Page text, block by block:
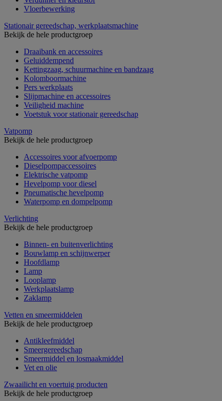
Vloerbewerking
Stationair gereedschap, werkplaatsmachine
Bekijk de hele productgroep
Draaibank en accessoires
Geluiddempend
Kettingzaag, schuurmachine en bandzaag
Kolomboormachine
Pers werkplaats
Slijpmachine en accessoires
Veiligheid machine
Voetstuk voor stationair gereedschap
Vatpomp
Bekijk de hele productgroep
Accessoires voor afvoerpomp
Dieselpompaccessoires
Elektrische vatpomp
Hevelpomp voor diesel
Pneumatische hevelpomp
Waterpomp en dompelpomp
Verlichting
Bekijk de hele productgroep
Binnen- en buitenverlichting
Bouwlamp en schijnwerper
Hoofdlamp
Lamp
Looplamp
Werkplaatslamp
Zaklamp
Vetten en smeermiddelen
Bekijk de hele productgroep
Antikleefmiddel
Smeergereedschap
Smeermiddel en losmaakmiddel
Vet en olie
Zwaailicht en voertuig producten
Bekijk de hele productgroep